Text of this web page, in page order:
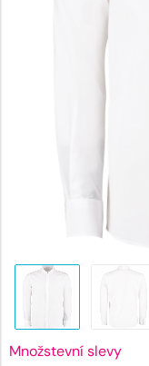
Množstevní slevy